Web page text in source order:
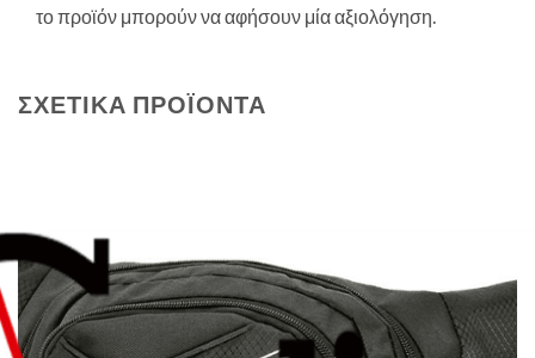
το προϊόν μπορούν να αφήσουν μία αξιολόγηση.
ΣΧΕΤΙΚΆ ΠΡΟΪΌΝΤΑ